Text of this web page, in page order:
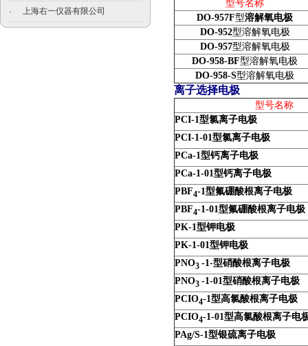
· 上海右一仪器有限公司
型号名称
DO-957F型溶解氧电极
DO-952型溶解氧电极
DO-957型溶解氧电极
DO-958-BF型溶解氧电极
DO-958-S型溶解氧电极
离子选择电极
型号名称
PCI-1型氯离子电极
PCI-1-01型氯离子电极
PCa-1型钙离子电极
PCa-1-01型钙离子电极
PBF4-1型氟硼酸根离子电极
PBF4-1-01型氟硼酸根离子电极
PK-1型钾电极
PK-1-01型钾电极
PNO3 -1-型硝酸根离子电极
PNO3 -1-01型硝酸根离子电极
PCIO4-1型高氯酸根离子电极
PCIO4-1-01型高氯酸根离子电
PAg/S-1型银硫离子电极